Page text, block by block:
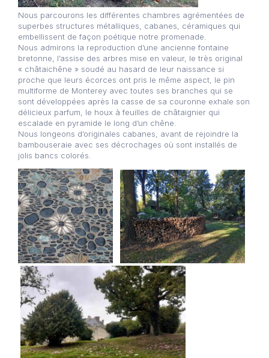
Nous parcourons les différentes chambres agrémentées de
superbes structures métalliques, cabanes, céramiques qui
embellissent de façon poétique notre promenade.
Nous admirons la reproduction d’une ancienne fontaine
bretonne, l’assise des arbres mise en valeur, le très original
« châtaichêne » soudé au hasard de leur naissance si
proche que leurs écorces ont pris le même aspect, le pin
multiforme de Monterey avec toutes ses branches qui se
sont développées après la casse de sa couronne exhale son
délicieux parfum, le houx à feuilles de châtaignier qui
escalade en pyramide le long d’un chêne.
Nous longeons d’originales cabanes, avant de rejoindre la
bambouseraie avec ses décrochages où sont installés de
jolis bancs colorés.